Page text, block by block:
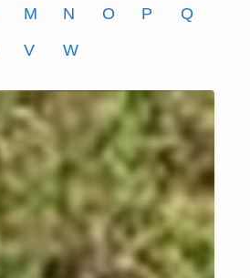
M N O P
Q
V W